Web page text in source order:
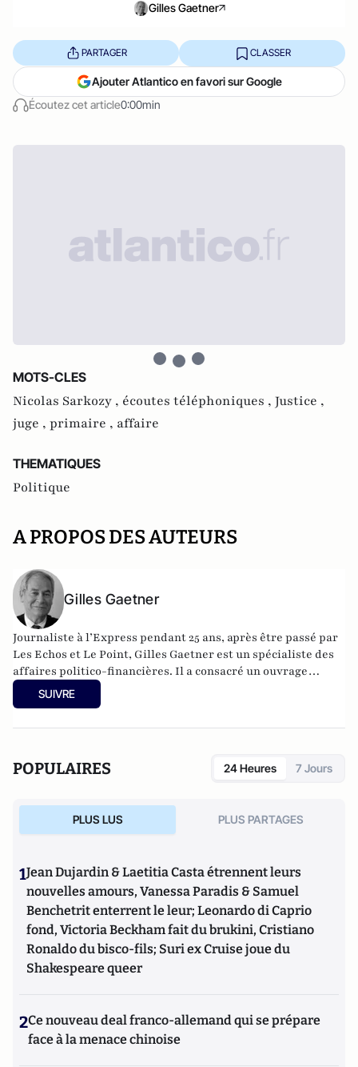
Gilles Gaetner
Écoutez cet article0:00min
PARTAGER CLASSER
Ajouter Atlantico en favori sur Google
MOTS-CLES
Nicolas Sarkozy , écoutes téléphoniques , Justice ,
juge , primaire , affaire
THEMATIQUES
Politique
A PROPOS DES AUTEURS
Gilles Gaetner
Journaliste à l’Express pendant 25 ans, après être passé par
Les Echos et Le Point, Gilles Gaetner est un spécialiste des
affaires politico-financières. Il a consacré un ouvrage
remarqué au président de la République, Les 100 jours de
Macron (Fauves –Editions). Il est également l’auteur d’une
Lattès), La République des imposteurs (L’Archipel), Pilleurs
SUIVRE
POPULAIRES 24 Heures 7 Jours
PLUS LUS PLUS PARTAGES
1Jean Dujardin & Laetitia Casta étrennent leurs
nouvelles amours, Vanessa Paradis & Samuel
Benchetrit enterrent le leur; Leonardo di Caprio
fond, Victoria Beckham fait du brukini, Cristiano
Ronaldo du bisco-fils; Suri ex Cruise joue du
Shakespeare queer
2Ce nouveau deal franco-allemand qui se prépare
face à la menace chinoise